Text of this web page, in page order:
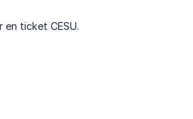
ticket CESU.